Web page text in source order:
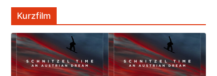
Kurzfilm